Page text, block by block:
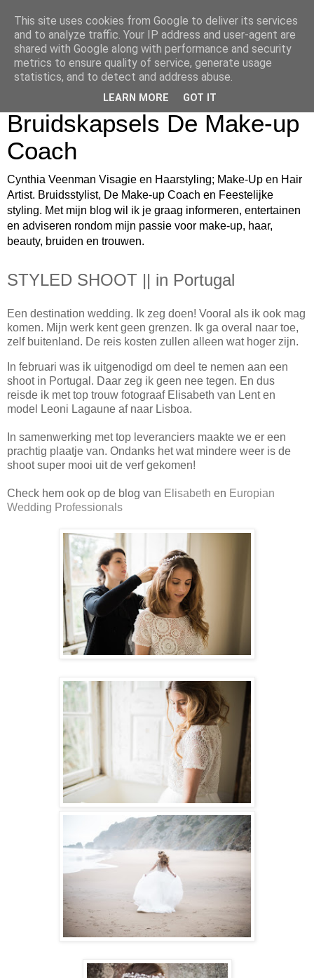
Cynthia Veenman Visagie
en Haarstyling Blog over
Bruidsmake-up
Bruidskapsels De Make-up
Coach
Cynthia Veenman Visagie en Haarstyling; Make-Up en Hair
Artist. Bruidsstylist, De Make-up Coach en Feestelijke
styling. Met mijn blog wil ik je graag informeren, entertainen
en adviseren rondom mijn passie voor make-up, haar,
beauty, bruiden en trouwen.
STYLED SHOOT || in Portugal
Een destination wedding. Ik zeg doen! Vooral als ik ook mag
komen. Mijn werk kent geen grenzen. Ik ga overal naar toe,
zelf buitenland. De reis kosten zullen alleen wat hoger zijn.
In februari was ik uitgenodigd om deel te nemen aan een
shoot in Portugal. Daar zeg ik geen nee tegen. En dus
reisde ik met top trouw fotograaf Elisabeth van Lent en
model Leoni Lagaune af naar Lisboa.
In samenwerking met top leveranciers maakte we er een
prachtig plaatje van. Ondanks het wat mindere weer is de
shoot super mooi uit de verf gekomen!
Check hem ook op de blog van Elisabeth en Europian
Wedding Professionals
This site uses cookies from Google to deliver its services
and to analyze traffic. Your IP address and user-agent are
shared with Google along with performance and security
metrics to ensure quality of service, generate usage
statistics, and to detect and address abuse.
LEARN MORE GOT IT